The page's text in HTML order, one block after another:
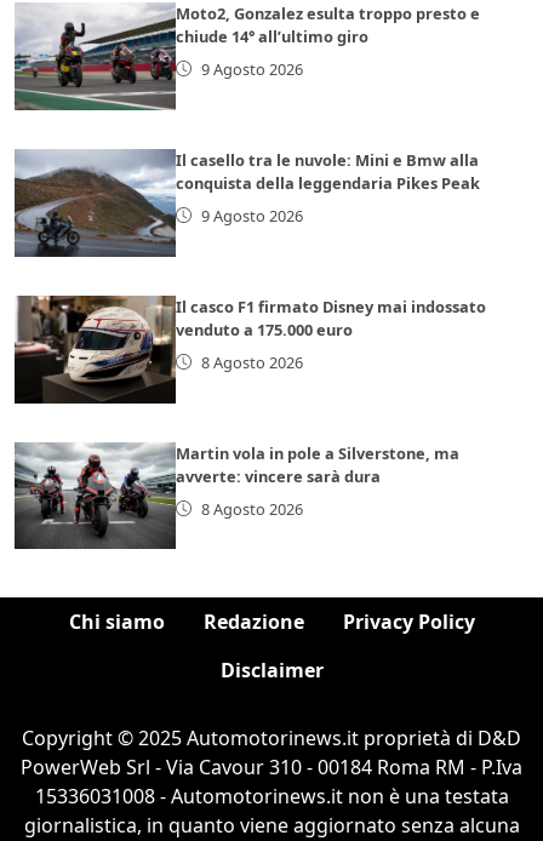
Moto2, Gonzalez esulta troppo presto e
chiude 14° all’ultimo giro
9 Agosto 2026
Il casello tra le nuvole: Mini e Bmw alla
conquista della leggendaria Pikes Peak
9 Agosto 2026
Il casco F1 firmato Disney mai indossato
venduto a 175.000 euro
8 Agosto 2026
Martin vola in pole a Silverstone, ma
avverte: vincere sarà dura
8 Agosto 2026
Chi siamo Redazione
Privacy Policy
Disclaimer
Copyright © 2025 Automotorinews.it proprietà di D&D
PowerWeb Srl - Via Cavour 310 - 00184 Roma RM - P.Iva
15336031008 - Automotorinews.it non è una testata
giornalistica, in quanto viene aggiornato senza alcuna